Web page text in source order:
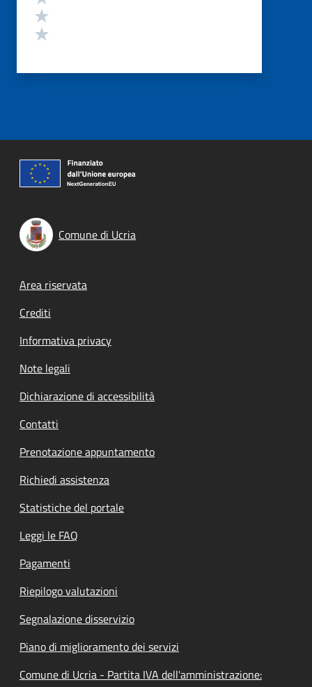
Comune di Ucria
Footer menu
Area riservata
Crediti
Informativa privacy
Note legali
Dichiarazione di accessibilità
Contatti
Prenotazione appuntamento
Richiedi assistenza
Statistiche del portale
Leggi le FAQ
Pagamenti
Riepilogo valutazioni
Segnalazione disservizio
Piano di miglioramento dei servizi
Comune di Ucria - Partita IVA dell'amministrazione: